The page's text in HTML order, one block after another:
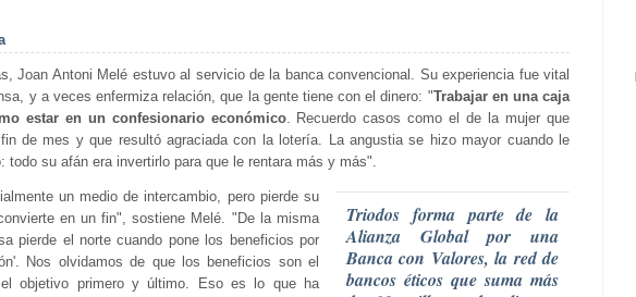
Joan Antoni Melé estuvo al servicio de la banca convencional. Su experiencia fue vital
y a veces enfermiza relación, que la gente tiene con el dinero: "Trabajar en una caja
estar en un confesionario económico. Recuerdo casos como el de la mujer que
de mes y que resultó agraciada con la lotería. La angustia se hizo mayor cuando le
todo su afán era invertirlo para que le rentara más y más".
Triodos forma parte de la
Alianza Global por una
Banca con Valores, la red de
bancos éticos que suma más
un medio de intercambio, pero pierde su
en un fin", sostiene Melé. "De la misma
pierde el norte cuando pone los beneficios por
Nos olvidamos de que los beneficios son el
objetivo primero y último. Eso es lo que ha